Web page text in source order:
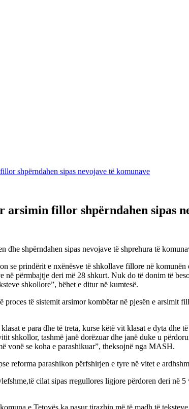
shpërndahen sipas nevojave të komunave
arsimin fillor shpërndahen sipas
dhe shpërndahen sipas nevojave të shprehura të
se prindërit e nxënësve të shkollave fillore në
përmbajtje deri më 28 shkurt. Nuk do të donim të
shkollore”, bëhet e ditur në kumtesë.
të sistemit arsimor kombëtar në pjesën e arsimit
e para dhe të treta, kurse këtë vit klasat e dyta dhe
shkollor, tashmë janë dorëzuar dhe janë duke u
vonë se koha e parashikuar”, theksojnë nga MASH.
reforma parashikon përfshirjen e tyre në vitet e
cilat sipas rregullores ligjore përdoren deri
e Tetovës ka pasur tirazhin më të madh të